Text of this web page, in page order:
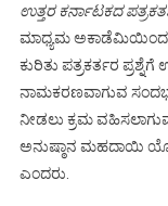
ಉತ್ತರ ಕರ್ನಾಟಕದ
ಮಾಧ್ಯಮ ಅಕಾಡೆಮಿಯಿಂದ
ಕುರಿತು ಪತ್ರಕರ್ತರ
ನಾಮಕರಣವಾಗುವ
ನೀಡಲು ಕ್ರಮ
ಅನುಷ್ಠಾನ ಮಹದಾಯಿ
ಎಂದರು.